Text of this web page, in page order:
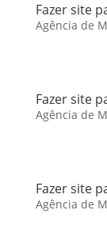
Fazer site
Agência de
Fazer site
Agência de
Fazer site
Agência de